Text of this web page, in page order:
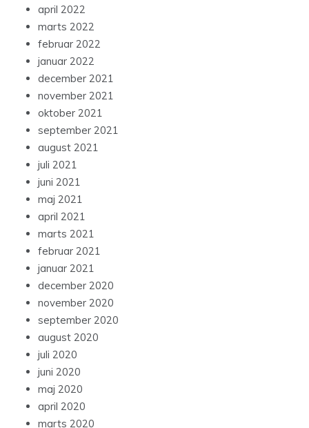
april 2022
marts 2022
februar 2022
januar 2022
december 2021
november 2021
oktober 2021
september 2021
august 2021
juli 2021
juni 2021
maj 2021
april 2021
marts 2021
februar 2021
januar 2021
december 2020
november 2020
september 2020
august 2020
juli 2020
juni 2020
maj 2020
april 2020
marts 2020